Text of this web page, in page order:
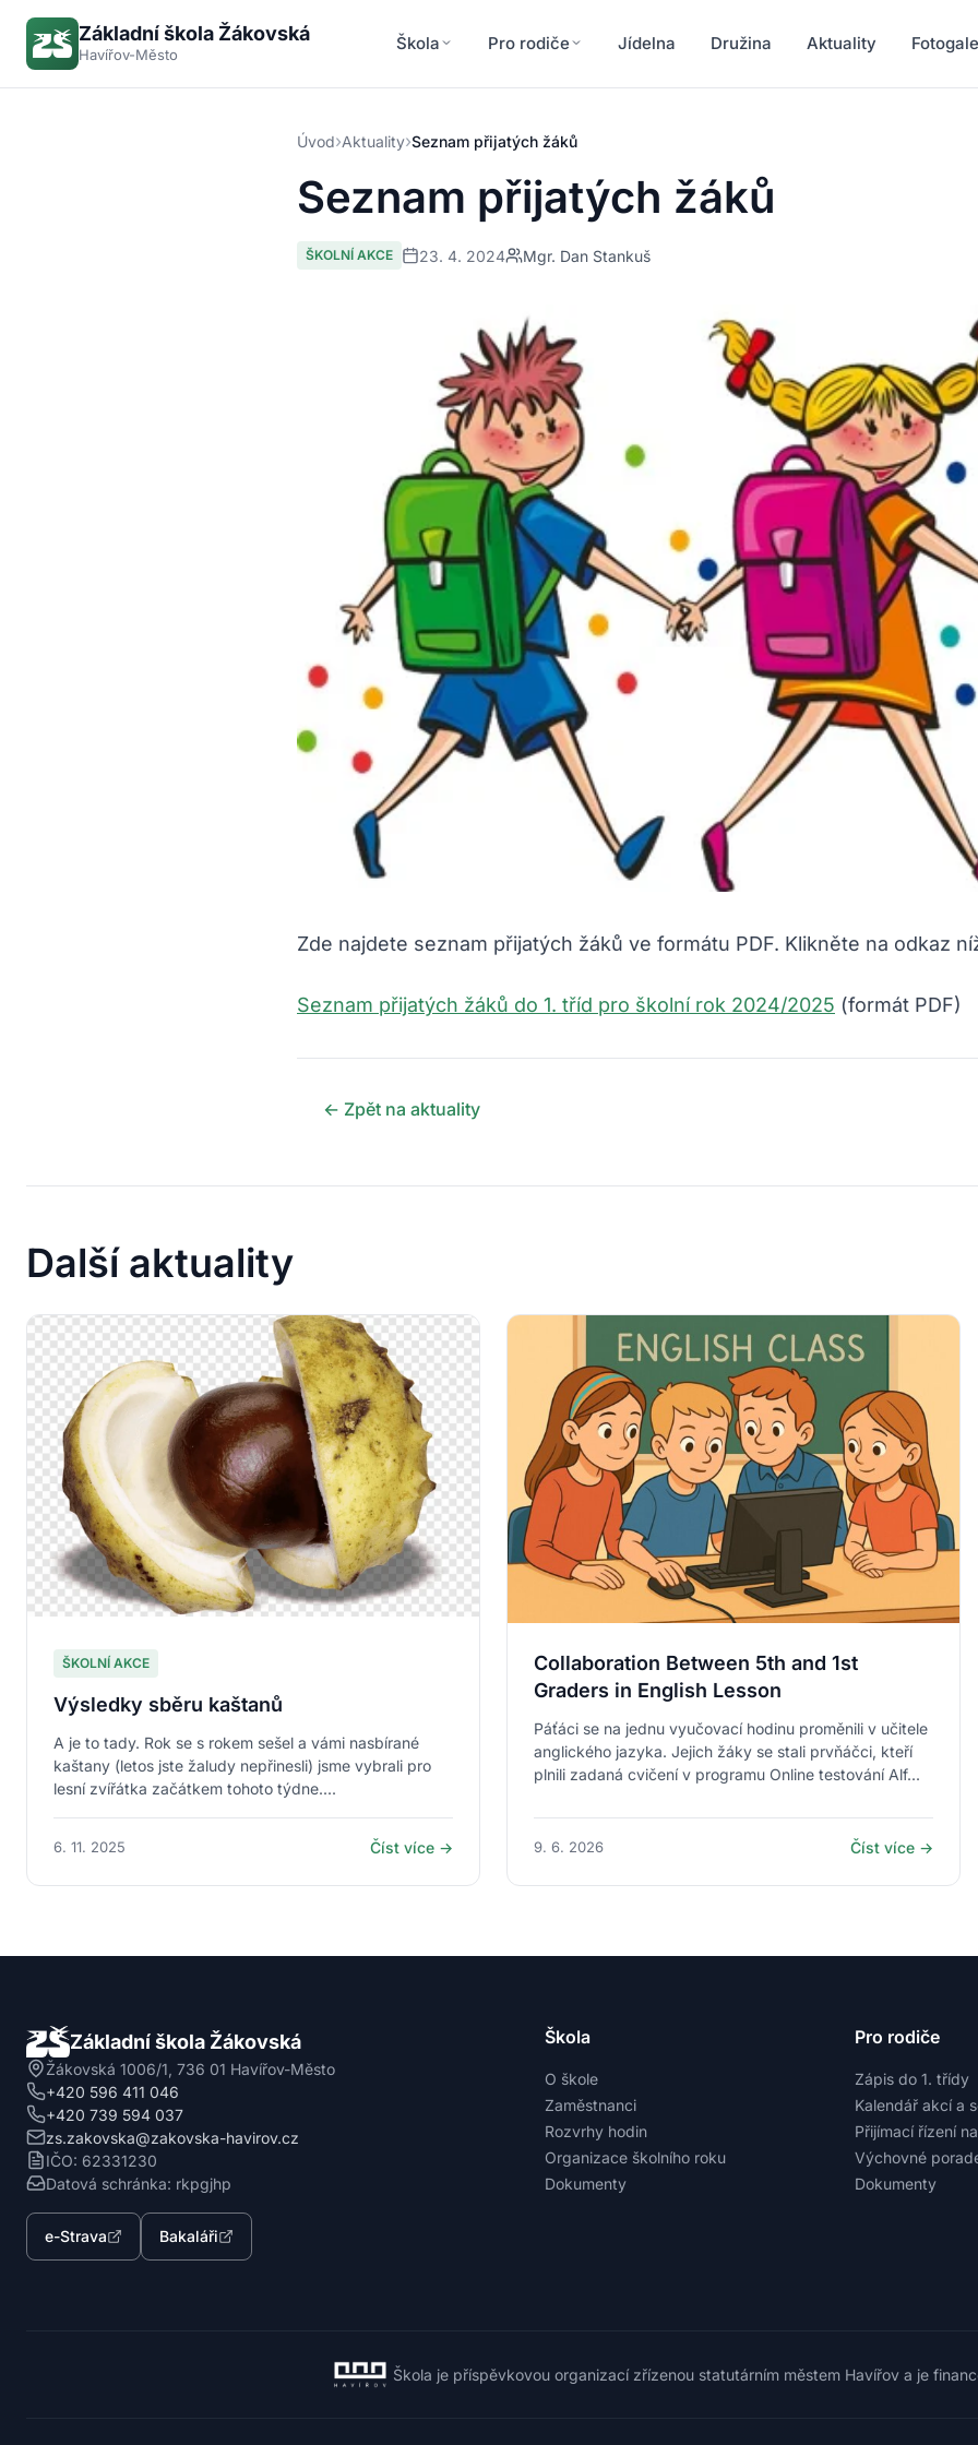
Základní škola Žákovská
Havířov-Město
Škola Pro rodiče Jídelna Družina Aktuality
Úvod›Aktuality›Seznam přijatých žáků
Seznam přijatých žáků
ŠKOLNÍ AKCE 23. 4. 2024 Mgr. Dan Stankuš
Zde najdete seznam přijatých žáků ve formátu PDF. Klikněte na odkaz
Seznam přijatých žáků do 1. tříd pro školní rok 2024/2025 (formát PDF)
← Zpět na aktuality
Další aktuality
ŠKOLNÍ AKCE
Výsledky sběru kaštanů
A je to tady. Rok se s rokem sešel a vámi nasbírané
kaštany (letos jste žaludy nepřinesli) jsme vybrali pro
lesní zvířátka začátkem tohoto týdne....
6. 11. 2025 Číst více →
Collaboration Between 5th and 1st
Graders in English Lesson
Páťáci se na jednu vyučovací hodinu proměnili v učitele
anglického jazyka. Jejich žáky se stali prvňáčci, kteří
plnili zadaná cvičení v programu Online testování Alf...
9. 6. 2026 Číst více →
Základní škola Žákovská
Žákovská 1006/1, 736 01 Havířov-Město
+420 596 411 046
+420 739 594 037
zs.zakovska@zakovska-havirov.cz
IČO: 62331230
Datová schránka: rkpgjhp
e-Strava Bakaláři
Škola
O škole
Zaměstnanci
Rozvrhy hodin
Organizace školního roku
Dokumenty
Pro rodiče
Zápis do 1. třídy
Kalendář akcí a
Přijímací řízení
Výchovné
Dokumenty
Škola je příspěvkovou organizací zřízenou statutárním městem Havířov a je